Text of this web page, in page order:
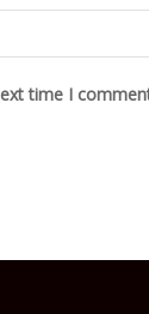
time I